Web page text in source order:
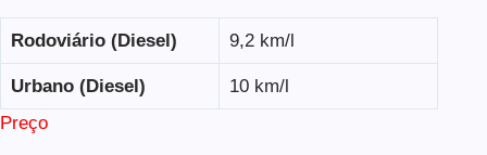
Rodoviário (Diesel) 9,2 km/l
Urbano (Diesel)
10 km/l
Preço